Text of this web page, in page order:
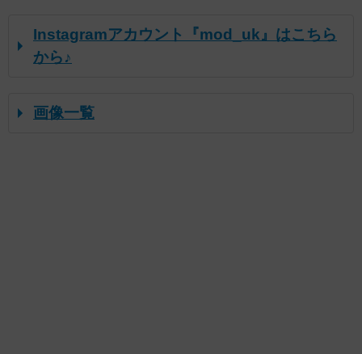
Instagramアカウント『mod_uk』はこちら
から♪
画像一覧